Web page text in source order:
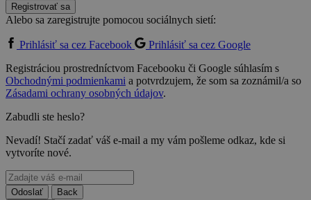
Registrovať sa
Alebo sa zaregistrujte pomocou sociálnych sietí:
Prihlásiť sa cez Facebook
Prihlásiť sa cez Google
Registráciou prostredníctvom Facebooku či Google súhlasím s
Obchodnými podmienkami a potvrdzujem, že som sa zoznámil/a so
Zásadami ochrany osobných údajov.
Zabudli ste heslo?
Nevadí! Stačí zadať váš e-mail a my vám pošleme odkaz, kde si
vytvoríte nové.
Odoslať
Back